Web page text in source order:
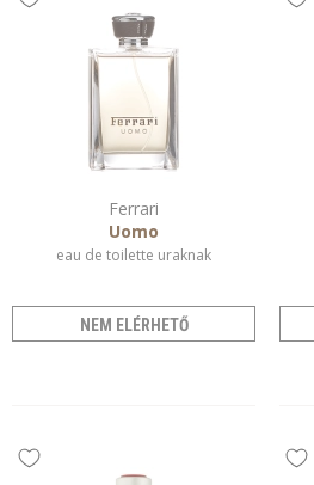
Ferrari
Uomo
eau de toilette uraknak
NEM ELÉRHETŐ